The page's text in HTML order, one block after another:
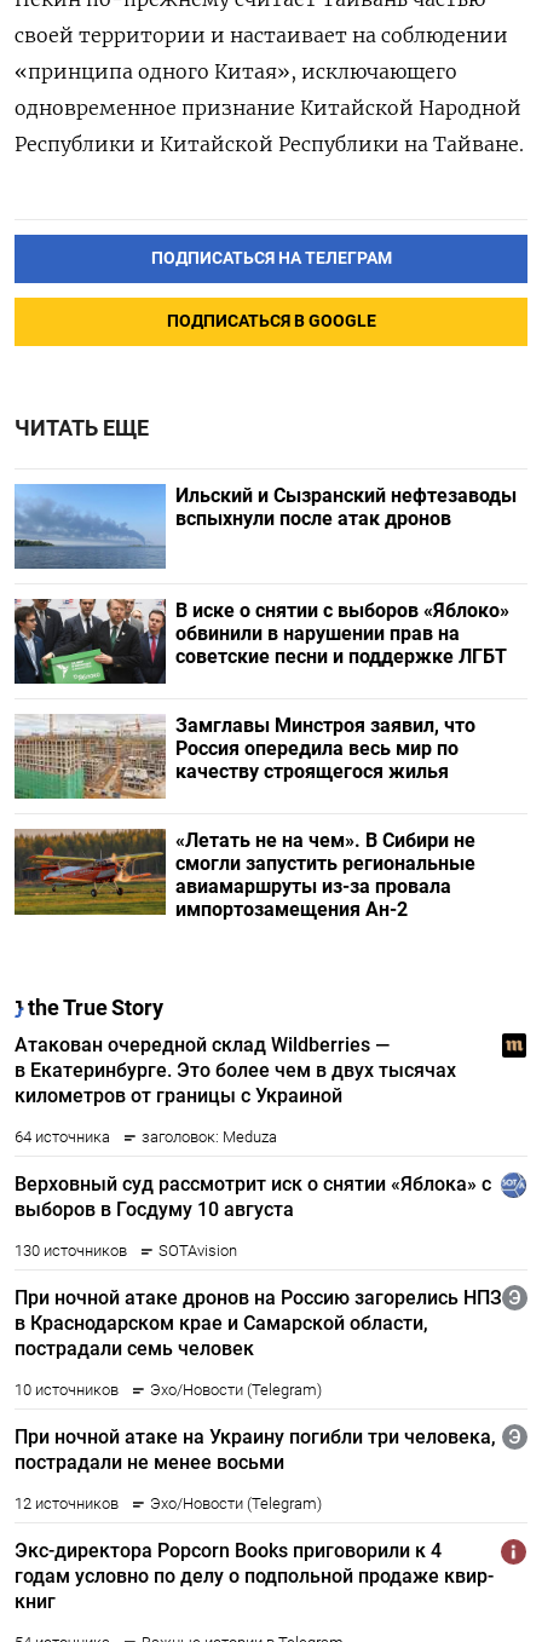
своей территории и настаивает на соблюдении
«принципа одного Китая», исключающего
одновременное признание Китайской Народной
Республики и Китайской Республики на Тайване.
ПОДПИСАТЬСЯ НА ТЕЛЕГРАМ
ПОДПИСАТЬСЯ В GOOGLE
ЧИТАТЬ ЕЩЕ
Ильский и Сызранский нефтезаводы
вспыхнули после атак дронов
В иске о снятии с выборов «Яблоко»
обвинили в нарушении прав на
советские песни и поддержке ЛГБТ
Замглавы Минстроя заявил, что
Россия опередила весь мир по
качеству строящегося жилья
«Летать не на чем». В Сибири не
смогли запустить региональные
авиамаршруты из-за провала
импортозамещения Ан-2